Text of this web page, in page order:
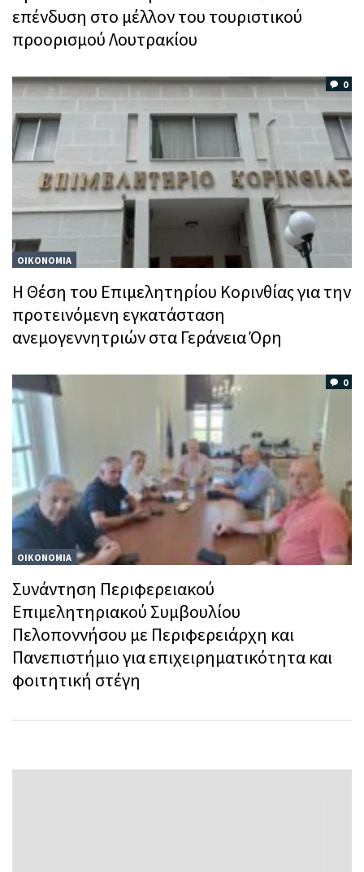
επένδυση στο μέλλον του τουριστικού
προορισμού Λουτρακίου
0
ΟΙΚΟΝΟΜΙΑ
Η Θέση του Επιμελητηρίου Κορινθίας για την
προτεινόμενη εγκατάσταση
ανεμογεννητριών στα Γεράνεια Όρη
0
ΟΙΚΟΝΟΜΙΑ
Συνάντηση Περιφερειακού
Επιμελητηριακού Συμβουλίου
Πελοποννήσου με Περιφερειάρχη και
Πανεπιστήμιο για επιχειρηματικότητα και
φοιτητική στέγη